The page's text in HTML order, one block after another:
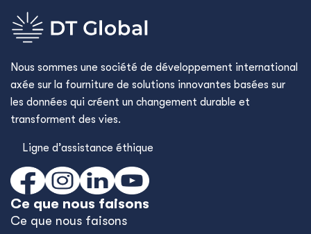
Nous sommes une société de développement international
axée sur la fourniture de solutions innovantes basées sur
les données qui créent un changement durable et
transforment des vies.
Ligne d’assistance éthique
Ce que nous faisons
Ce que nous faisons